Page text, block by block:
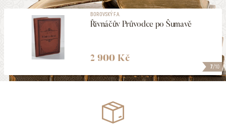
7/10
BOROVSKÝ F.A.
Řivnáčův Průvodce po Šumavě
2 900 Kč